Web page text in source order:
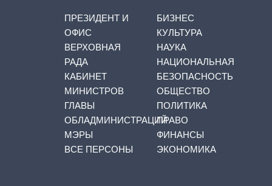
ПРЕЗИДЕНТ И
ОФИС
ВЕРХОВНАЯ
РАДА
КАБИНЕТ
МИНИСТРОВ
ГЛАВЫ
ОБЛАДМИНИСТРАЦИЙ
МЭРЫ
ВСЕ ПЕРСОНЫ
БИЗНЕС
КУЛЬТУРА
НАУКА
НАЦИОНАЛЬНАЯ
БЕЗОПАСНОСТЬ
ОБЩЕСТВО
ПОЛИТИКА
ПРАВО
ФИНАНСЫ
ЭКОНОМИКА